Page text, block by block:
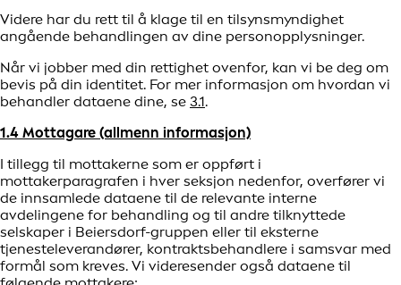
Videre har du rett til å klage til en tilsynsmyndighet
angående behandlingen av dine personopplysninger.
Når vi jobber med din rettighet ovenfor, kan vi be deg om
bevis på din identitet. For mer informasjon om hvordan vi
behandler dataene dine, se 3.1.
1.4 Mottagare (allmenn informasjon)
I tillegg til mottakerne som er oppført i
mottakerparagrafen i hver seksjon nedenfor, overfører vi
de innsamlede dataene til de relevante interne
avdelingene for behandling og til andre tilknyttede
selskaper i Beiersdorf-gruppen eller til eksterne
tjenesteleverandører, kontraktsbehandlere i samsvar med
formål som kreves. Vi videresender også dataene til